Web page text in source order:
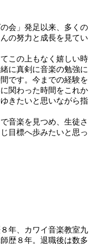
会」発足以来、多くの
の努力と成長を見てい
この上もなく嬉しい時
に真剣に音楽の勉強に
です。今までの経験を
関わった時間をこれか
きたいと思いながら指
音楽を見つめ、生徒さ
目標へ歩みたいと思っ
年、カワイ音楽教室九
歴８年。退職後は数多